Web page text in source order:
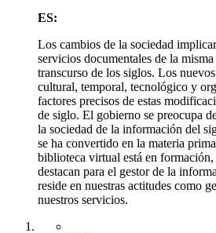
ES:
Los cambios de la sociedad
servicios documentales de la
transcurso de los siglos. Los
cultural, temporal, tecnológico y
factores precisos de estas
de siglo. El gobierno se preocupa
la sociedad de la información del
se ha convertido en la materia
biblioteca virtual está en formación,
destacan para el gestor de la
reside en nuestras actitudes como
nuestros servicios.